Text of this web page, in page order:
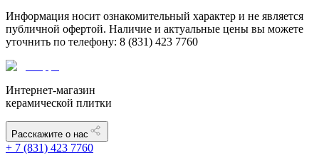
Информация носит ознакомительный характер и не является
публичной офертой. Наличие и актуальные цены вы можете
уточнить по телефону: 8 (831) 423 7760
Интернет-магазин
керамической плитки
Расскажите о нас
+ 7 (831) 423 7760